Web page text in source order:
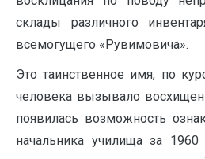
склады различного
всемогущего «Рувимовича».
Это таинственное имя, по
человека вызывало
появилась возможность
начальника училища за